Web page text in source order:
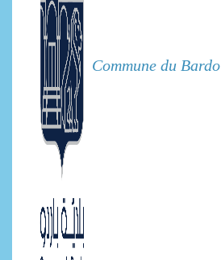
Commune du Bardo